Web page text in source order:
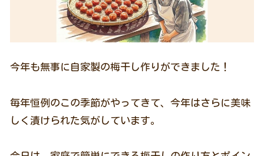
今年も無事に自家製の梅干し作りができました！
毎年恒例のこの季節がやってきて、今年はさらに美味
しく漬けられた気がしています。